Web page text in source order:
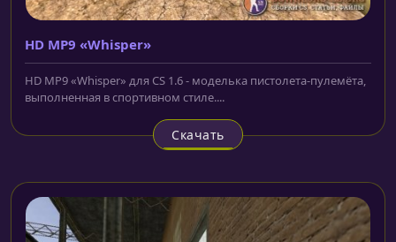
HD MP9 «Whisper»
HD MP9 «Whisper» для CS 1.6 - моделька пистолета-пулемёта,
выполненная в спортивном стиле....
Скачать